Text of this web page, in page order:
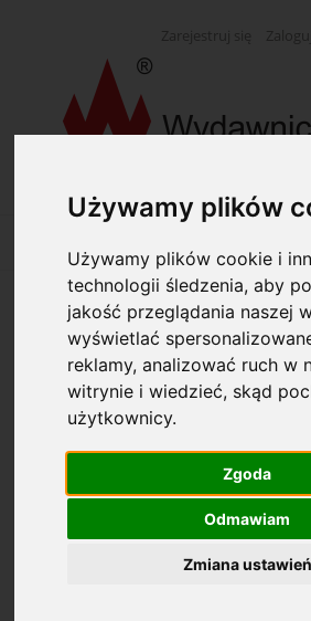
Używamy plików
Używamy plików cookie i
technologii śledzenia, aby
jakość przeglądania naszej
wyświetlać
reklamy, analizować ruch w
witrynie i wiedzieć, skąd
użytkownicy.
Zgoda
Odmawiam
Zmiana ustawień
Opcje przeglądania
Kategorie: Wyprzedaż
Dostępność: (wybierz)